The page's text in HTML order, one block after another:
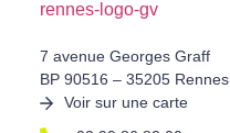
7 avenue Georges Graff
BP 90516 – 35205 Rennes
Voir sur une carte